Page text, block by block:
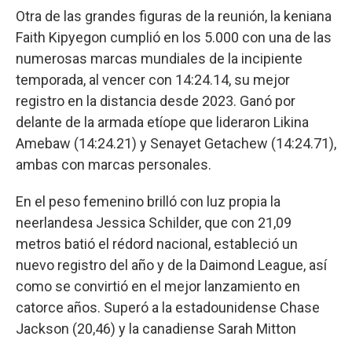
Otra de las grandes figuras de la reunión, la keniana
Faith Kipyegon cumplió en los 5.000 con una de las
numerosas marcas mundiales de la incipiente
temporada, al vencer con 14:24.14, su mejor
registro en la distancia desde 2023. Ganó por
delante de la armada etíope que lideraron Likina
Amebaw (14:24.21) y Senayet Getachew (14:24.71),
ambas con marcas personales.
En el peso femenino brilló con luz propia la
neerlandesa Jessica Schilder, que con 21,09
metros batió el rédord nacional, estableció un
nuevo registro del año y de la Daimond League, así
como se convirtió en el mejor lanzamiento en
catorce años. Superó a la estadounidense Chase
Jackson (20,46) y la canadiense Sarah Mitton